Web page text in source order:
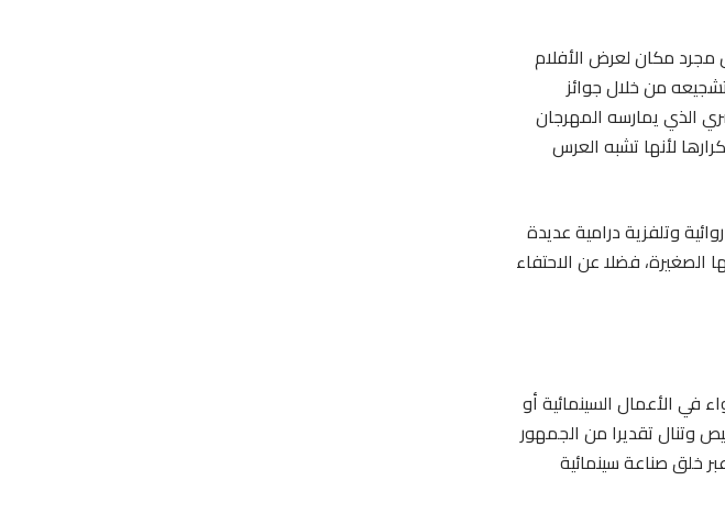
مكان لعرض الأفلام
من خلال جوائز
الذي يمارسه المهرجان
لأنها تشبه العرس
وتلفزية درامية عديدة
الصغيرة، فضلا عن الاحتفاء
سواء في الأعمال السينمائية أو
وتنال تقديرا من الجمهور
خلق صناعة سينمائية